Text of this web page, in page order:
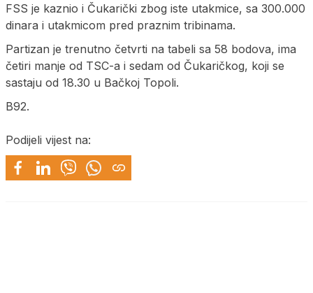
FSS je kaznio i Čukarički zbog iste utakmice, sa 300.000
dinara i utakmicom pred praznim tribinama.
Partizan je trenutno četvrti na tabeli sa 58 bodova, ima
četiri manje od TSC-a i sedam od Čukaričkog, koji se
sastaju od 18.30 u Bačkoj Topoli.
B92.
Podijeli vijest na: